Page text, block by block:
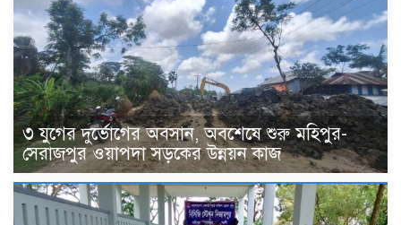
৩ যুগের দুর্ভোগের অবসান, অবশেষে শুরু মহিপুর-
সেরাজপুর ওয়াপদা সড়কের উন্নয়ন কাজ